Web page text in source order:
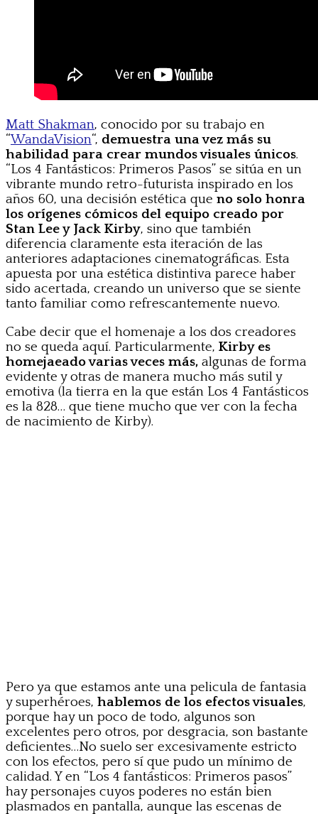
Matt Shakman, conocido por su trabajo en
“WandaVision“, demuestra una vez más su
habilidad para crear mundos visuales únicos.
“Los 4 Fantásticos: Primeros Pasos” se sitúa en un
vibrante mundo retro-futurista inspirado en los
años 60, una decisión estética que no solo honra
los orígenes cómicos del equipo creado por
Stan Lee y Jack Kirby, sino que también
diferencia claramente esta iteración de las
anteriores adaptaciones cinematográficas. Esta
apuesta por una estética distintiva parece haber
sido acertada, creando un universo que se siente
tanto familiar como refrescantemente nuevo.
Cabe decir que el homenaje a los dos creadores
no se queda aquí. Particularmente, Kirby es
homejaeado varias veces más, algunas de forma
evidente y otras de manera mucho más sutil y
emotiva (la tierra en la que están Los 4 Fantásticos
es la 828… que tiene mucho que ver con la fecha
de nacimiento de Kirby).
Pero ya que estamos ante una pelicula de fantasia
y superhéroes, hablemos de los efectos visuales,
porque hay un poco de todo, algunos son
excelentes pero otros, por desgracia, son bastante
deficientes…No suelo ser excesivamente estricto
con los efectos, pero sí que pudo un mínimo de
calidad. Y en “Los 4 fantásticos: Primeros pasos”
hay personajes cuyos poderes no están bien
plasmados en pantalla, aunque las escenas de